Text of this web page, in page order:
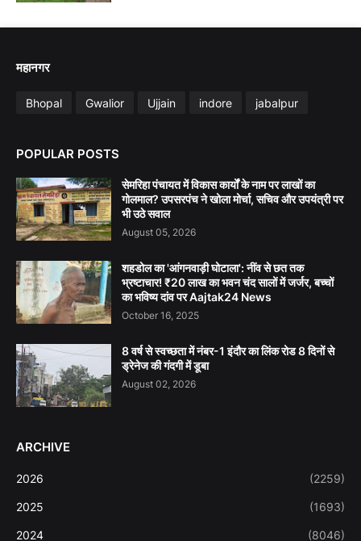
महानगर
Bhopal Gwalior Ujjain indore jabalpur
POPULAR POSTS
सेमरिहा पंचायत में विकास कार्यों के नाम पर लाखों का
गोलमाल? उपसरपंच ने खोला मोर्चा, सचिव और उपयंत्री पर
भी उठे सवाल
August 05, 2026
शहडोल का 'आंगनवाड़ी घोटाला': नींव से छत तक
भ्रष्टाचार! ₹20 लाख का भवन चंद सालों में जर्जर, बच्चों
का भविष्य दांव पर Aajtak24 News
October 16, 2025
8 वर्ष से स्वच्छता में नंबर-1 इंदौर का लिंक रोड 8 दिनों से
ड्रेनेज की गंदगी में डूबा
August 02, 2026
ARCHIVE
2026 (2259)
2025 (1693)
2024 (8046)